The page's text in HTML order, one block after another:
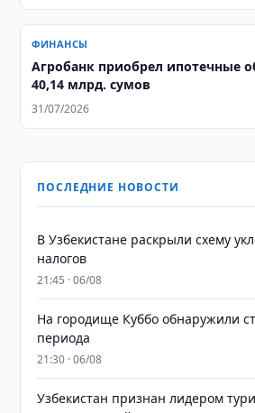
ФИНАНСЫ
Агробанк приобрел ипотечные
40,14 млрд. сумов
31/07/2026
ПОСЛЕДНИЕ НОВОСТИ
В Узбекистане раскрыли схему
налогов
21:45 · 06/08
На городище Куббо обнаружили
периода
21:30 · 06/08
Узбекистан признан лидером